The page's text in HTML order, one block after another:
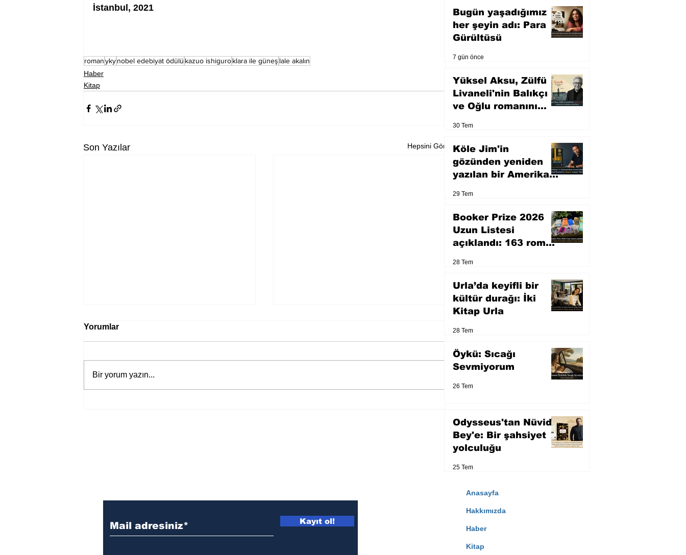
İstanbul, 2021
romanykynobel edebiyat ödülü kazuo ishiguroklara ile güneş lale akalın
Haber
Kitap
Son Yazılar Hepsini Gör
Yorumlar
Bir yorum yazın...
Bugün yaşadığımız
her şeyin adı: Para
Gürültüsü
7 gün önce
Yüksel Aksu, Zülfü
Livaneli'nin Balıkçı
ve Oğlu romanını
30 Tem
Köle Jim'in
gözünden yeniden
yazılan bir Amerikan
29 Tem
Booker Prize 2026
Uzun Listesi
açıklandı: 163 roman
28 Tem
Urla’da keyifli bir
kültür durağı: İki
Kitap Urla
28 Tem
Öykü: Sıcağı
Sevmiyorum
26 Tem
Odysseus'tan Nüvid
Bey'e: Bir şahsiyet
yolculuğu
25 Tem
Kayıt ol!
Anasayfa
Hakkımızda
Haber
Kitap